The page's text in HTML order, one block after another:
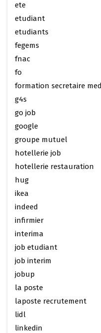
ete
etudiant
etudiants
fegems
fnac
fo
formation secretaire
g4s
go job
google
groupe mutuel
hotellerie job
hotellerie restauration
hug
ikea
indeed
infirmier
interima
job etudiant
job interim
jobup
la poste
laposte recrutement
lidl
linkedin